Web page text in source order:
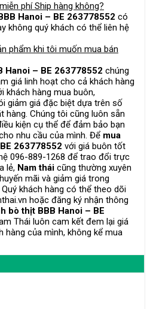
phí Ship hàng không?
Hanoi – BE 263778552 có
không quý khách có thể liên hệ
phẩm khi tôi muốn mua bán
Hanoi – BE 263778552 chúng
giá linh hoạt cho cả khách hàng
khách hàng mua buôn,
giảm giá đặc biệt dựa trên số
hàng. Chúng tôi cũng luôn sẵn
kiện cụ thể để đảm bảo bạn
nhu cầu của mình. Để mua
263778552 với giá buôn tốt
096-889-1268 để trao đổi trực
lẻ, Nam thái cũng thường xuyên
mãi và giảm giá trong
khách hàng có thể theo dõi
hoặc đăng ký nhận thông
bò thịt BBB Hanoi – BE
Thái luôn cam kết đem lại giá
của mình, không kể mua